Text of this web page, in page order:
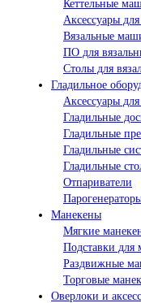
Кеттельные
Аксессуары
Вязальные
ПО для
Столы для
Гладильное
Аксессуары
Гладильные
Гладильные
Гладильные
Гладильные
Отпариватели
Манекены
Мягкие
Подставки для
Раздвижные
Торговые
Оверлоки и